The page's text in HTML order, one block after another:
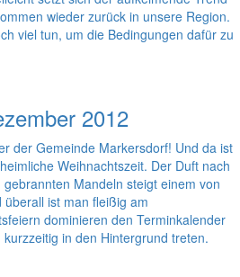
wieder zurück in unsere Region.
viel tun, um die Bedingungen dafür zu
2012
der Gemeinde Markersdorf! Und da ist
Weihnachtszeit. Der Duft nach
Mandeln steigt einem von
ist man fleißig am
dominieren den Terminkalender
in den Hintergrund treten.